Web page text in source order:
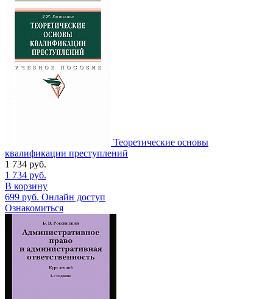
Теоретические основы
квалификации преступлений
1 734 руб.
1 734 руб.
В корзину
699 руб. Онлайн доступ
Ознакомиться